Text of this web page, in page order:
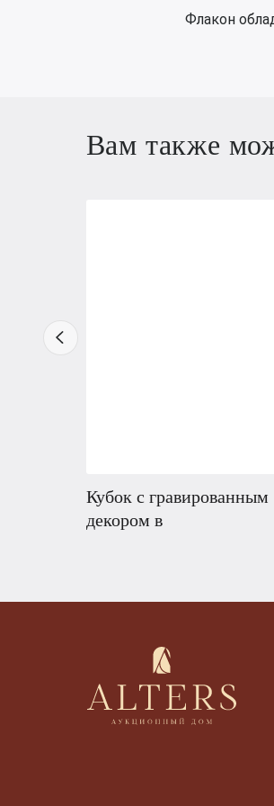
Флакон
Вам также
Кубок с гравированным
декором в